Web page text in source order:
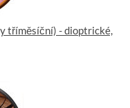
tříměsíční) - dioptrické,